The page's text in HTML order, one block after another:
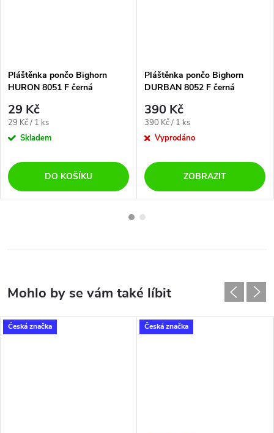
Pláštěnka pončo Bighorn
HURON 8051 F černá
29 Kč
Měrná
cena:
29 Kč / 1 ks
Skladem
DO KOŠÍKU
Pláštěnka pončo Bighorn
DURBAN 8052 F černá
390 Kč
Měrná
cena:
390 Kč / 1 ks
Vyprodáno
ZOBRAZIT
Česká značka Česká značka